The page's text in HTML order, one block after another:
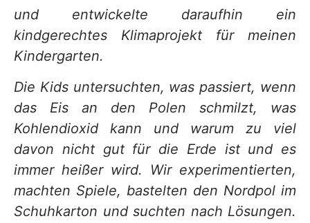
und entwickelte daraufhin ein
kindgerechtes Klimaprojekt für meinen
Kindergarten.
Die Kids untersuchten, was passiert, wenn
das Eis an den Polen schmilzt, was
Kohlendioxid kann und warum zu viel
davon nicht gut für die Erde ist und es
immer heißer wird. Wir experimentierten,
machten Spiele, bastelten den Nordpol im
Schuhkarton und suchten nach Lösungen.